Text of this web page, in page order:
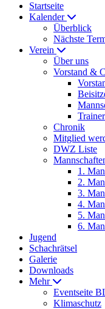
Startseite
Kalender
Überblick
Nächste
Verein
Über uns
Vorstand &
Trainer
Chronik
Mitglied
DWZ Liste
1.
2.
3.
4.
5.
6.
Jugend
Schachrätsel
Galerie
Downloads
Mehr
Eventseite
Klimaschutz